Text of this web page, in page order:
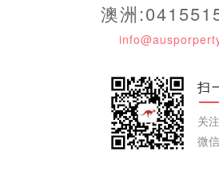
澳洲
扫
关
微